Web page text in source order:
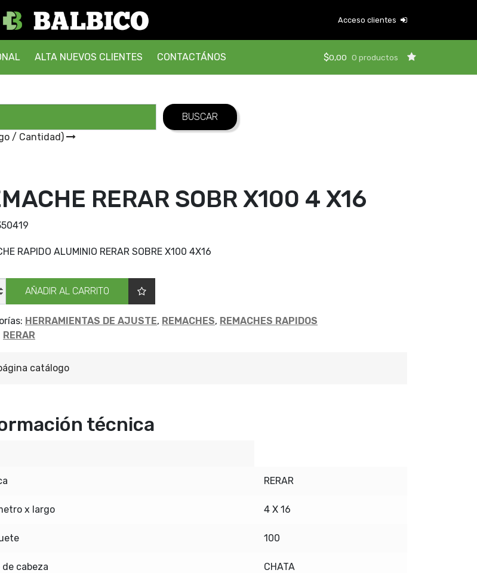
Acceso clientes
ALTA NUEVOS CLIENTES CONTACTÁNOS $0,00 0 productos
/ Cantidad)
RERAR SOBR X100 4 X16
RAPIDO ALUMINIO RERAR SOBRE X100 4X16
AÑADIR AL CARRITO
HERRAMIENTAS DE AJUSTE, REMACHES, REMACHES RAPIDOS
RERAR
catálogo
técnica
RERAR
x largo 4 X 16
100
de cabeza CHATA